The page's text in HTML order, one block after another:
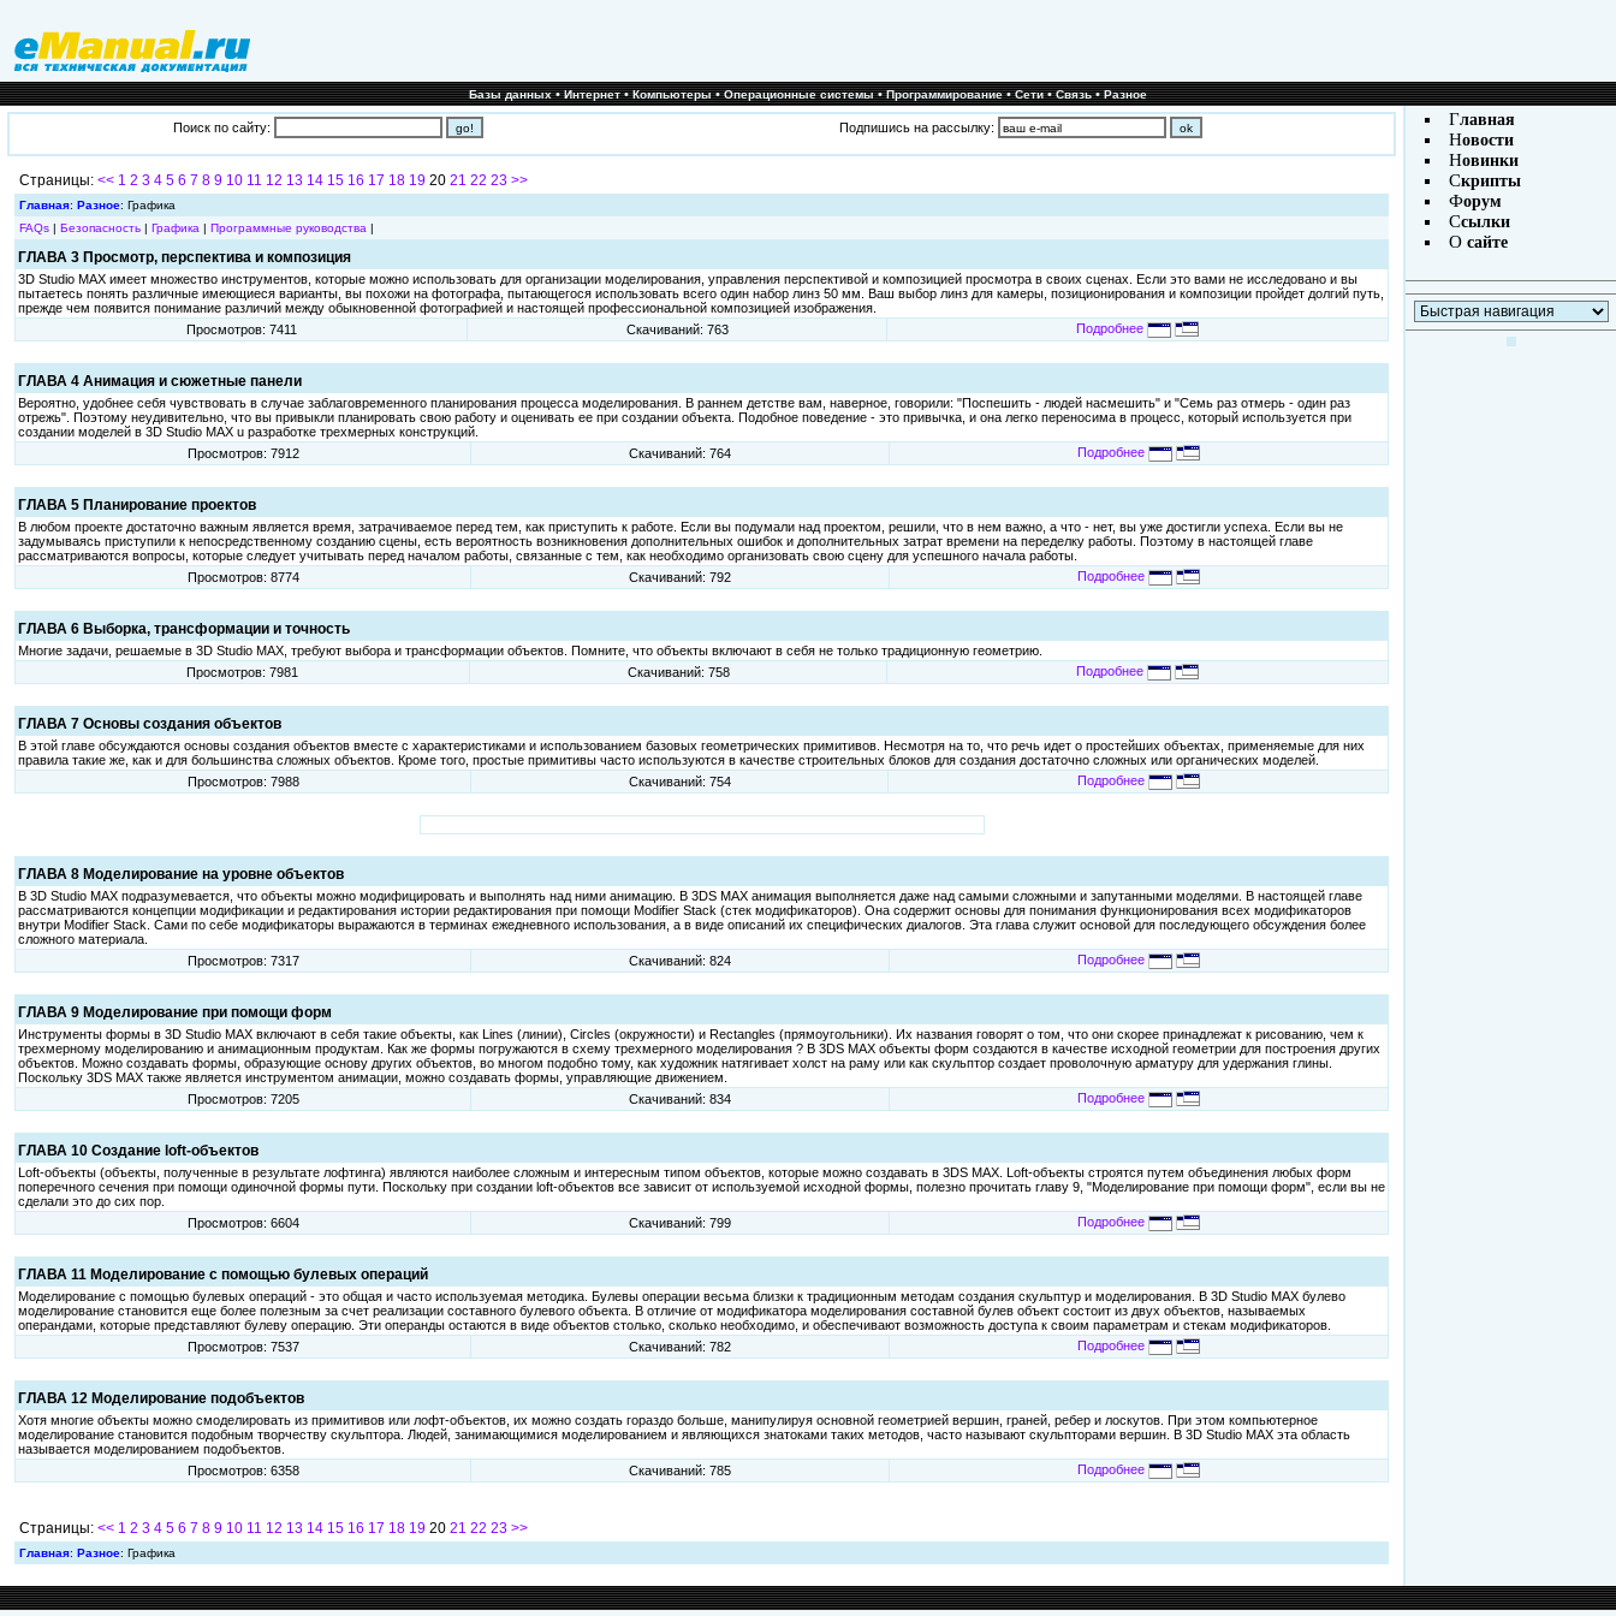
Базы данных•Интернет•Компьютеры•Операционные системы•Программирование•Сети•Связь•Разное
Поиск по сайту: Подпишись на рассылку:
Страницы: << 1 2 3 4 5 6 7 8 9 10 11 12 13 14 15 16 17 18 19 20 21 22 23 >>
Главная: Разное: Графика
FAQs | Безопасность | Графика | Программные руководства |
ГЛАВА 3 Просмотр, перспектива и композиция
3D Studio MAX имеет множество инструментов, которые можно использовать для организации моделирования, управления перспективой и композицией просмотра в своих сценах. Если это вами не исследовано и вы
пытаетесь понять различные имеющиеся варианты, вы похожи на фотографа, пытающегося использовать всего один набор линз 50 мм. Ваш выбор линз для камеры, позиционирования и композиции пройдет долгий путь,
прежде чем появится понимание различий между обыкновенной фотографией и настоящей профессиональной композицией изображения.
Просмотров: 7411
Скачиваний: 763 Подробнее
ГЛАВА 4 Анимация и сюжетные панели
Вероятно, удобнее себя чувствовать в случае заблаговременного планирования процесса моделирования. В раннем детстве вам, наверное, говорили: "Поспешить - людей насмешить" и "Семь раз отмерь - один раз
отрежь". Поэтому неудивительно, что вы привыкли планировать свою работу и оценивать ее при создании объекта. Подобное поведение - это привычка, и она легко переносима в процесс, который используется при
создании моделей в 3D Studio MAX u разработке трехмерных конструкций.
Просмотров: 7912
Скачиваний: 764 Подробнее
ГЛАВА 5 Планирование проектов
В любом проекте достаточно важным является время, затрачиваемое перед тем, как приступить к работе. Если вы подумали над проектом, решили, что в нем важно, а что - нет, вы уже достигли успеха. Если вы не
задумываясь приступили к непосредственному созданию сцены, есть вероятность возникновения дополнительных ошибок и дополнительных затрат времени на переделку работы. Поэтому в настоящей главе
рассматриваются вопросы, которые следует учитывать перед началом работы, связанные с тем, как необходимо организовать свою сцену для успешного начала работы.
Просмотров: 8774
Скачиваний: 792 Подробнее
ГЛАВА 6 Выборка, трансформации и точность
Многие задачи, решаемые в 3D Studio MAX, требуют выбора и трансформации объектов. Помните, что объекты включают в себя не только традиционную геометрию.
Просмотров: 7981
Скачиваний: 758 Подробнее
ГЛАВА 7 Основы создания объектов
В этой главе обсуждаются основы создания объектов вместе с характеристиками и использованием базовых геометрических примитивов. Несмотря на то, что речь идет о простейших объектах, применяемые для них
правила такие же, как и для большинства сложных объектов. Кроме того, простые примитивы часто используются в качестве строительных блоков для создания достаточно сложных или органических моделей.
Просмотров: 7988
Скачиваний: 754 Подробнее
ГЛАВА 8 Моделирование на уровне объектов
В 3D Studio MAX подразумевается, что объекты можно модифицировать и выполнять над ними анимацию. В 3DS МАХ анимация выполняется даже над самыми сложными и запутанными моделями. В настоящей главе
рассматриваются концепции модификации и редактирования истории редактирования при помощи Modifier Stack (стек модификаторов). Она содержит основы для понимания функционирования всех модификаторов
внутри Modifier Stack. Сами по себе модификаторы выражаются в терминах ежедневного использования, а в виде описаний их специфических диалогов. Эта глава служит основой для последующего обсуждения более
сложного материала.
Просмотров: 7317
Скачиваний: 824 Подробнее
ГЛАВА 9 Моделирование при помощи форм
Инструменты формы в 3D Studio MAX включают в себя такие объекты, как Lines (линии), Circles (окружности) и Rectangles (прямоугольники). Их названия говорят о том, что они скорее принадлежат к рисованию, чем к
трехмерному моделированию и анимационным продуктам. Как же формы погружаются в схему трехмерного моделирования ? В 3DS МАХ объекты форм создаются в качестве исходной геометрии для построения других
объектов. Можно создавать формы, образующие основу других объектов, во многом подобно тому, как художник натягивает холст на раму или как скульптор создает проволочную арматуру для удержания глины.
Поскольку 3DS МАХ также является инструментом анимации, можно создавать формы, управляющие движением.
Просмотров: 7205
Скачиваний: 834 Подробнее
ГЛАВА 10 Создание loft-объектов
Loft-объекты (объекты, полученные в результате лофтинга) являются наиболее сложным и интересным типом объектов, которые можно создавать в 3DS МАХ. Loft-объекты строятся путем объединения любых форм
поперечного сечения при помощи одиночной формы пути. Поскольку при создании loft-объектов все зависит от используемой исходной формы, полезно прочитать главу 9, "Моделирование при помощи форм", если вы не
сделали это до сих пор.
Просмотров: 6604
Скачиваний: 799 Подробнее
ГЛАВА 11 Моделирование с помощью булевых операций
Моделирование с помощью булевых операций - это общая и часто используемая методика. Булевы операции весьма близки к традиционным методам создания скульптур и моделирования. В 3D Studio MAX булево
моделирование становится еще более полезным за счет реализации составного булевого объекта. В отличие от модификатора моделирования составной булев объект состоит из двух объектов, называемых
операндами, которые представляют булеву операцию. Эти операнды остаются в виде объектов столько, сколько необходимо, и обеспечивают возможность доступа к своим параметрам и стекам модификаторов.
Просмотров: 7537
Скачиваний: 782 Подробнее
ГЛАВА 12 Моделирование подобъектов
Хотя многие объекты можно смоделировать из примитивов или лофт-объектов, их можно создать гораздо больше, манипулируя основной геометрией вершин, граней, ребер и лоскутов. При этом компьютерное
моделирование становится подобным творчеству скульптора. Людей, занимающимися моделированием и являющихся знатоками таких методов, часто называют скульпторами вершин. В 3D Studio MAX эта область
называется моделированием подобъектов.
Просмотров: 6358
Скачиваний: 785 Подробнее
Страницы: << 1 2 3 4 5 6 7 8 9 10 11 12 13 14 15 16 17 18 19 20 21 22 23 >>
Главная: Разное: Графика
Главная
Новости
Новинки
Скрипты
Форум
Ссылки
Осайте